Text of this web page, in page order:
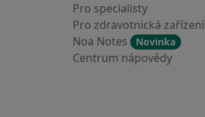
Pro specialisty
Pro zdravotnická zařízení
Noa Notes
Novinka
Centrum nápovědy